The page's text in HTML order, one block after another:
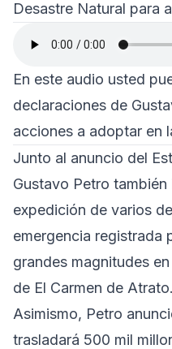
Desastre Natural para
En este audio usted
declaraciones de
acciones a adoptar en
Junto al anuncio del
Gustavo Petro
expedición de varios
emergencia registrada
grandes magnitudes
de El Carmen de Atrato.
Asimismo, Petro
trasladará 500 mil